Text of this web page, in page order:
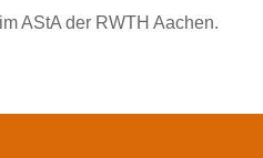
AStA der RWTH Aachen.